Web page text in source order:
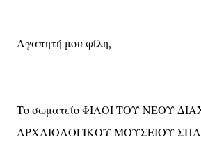
Αγαπητή μου φίλη,
Το σωματείο ΦΙΛΟΙ ΤΟΥ ΝΕΟΥ
ΑΡΧΑΙΟΛΟΓΙΚΟΥ ΜΟΥΣΕΙΟΥ